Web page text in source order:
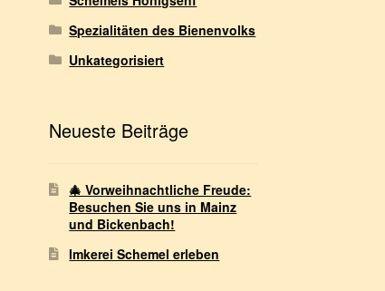
Spezialitäten des Bienenvolks
Unkategorisiert
Neueste Beiträge
🎄 Vorweihnachtliche Freude:
Besuchen Sie uns in Mainz
und Bickenbach!
Imkerei Schemel erleben